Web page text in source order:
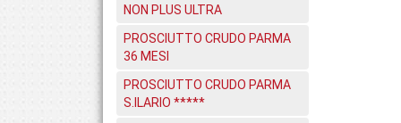
NON PLUS ULTRA
PROSCIUTTO CRUDO PARMA
36 MESI
PROSCIUTTO CRUDO PARMA
S.ILARIO *****